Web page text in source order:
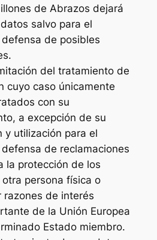
de Abrazos dejará
salvo para el
de posibles
del tratamiento de
cuyo caso únicamente
con su
a excepción de su
y utilización para el
de reclamaciones
la protección de los
persona física o
razones de interés
de la Unión Europea
Estado miembro.